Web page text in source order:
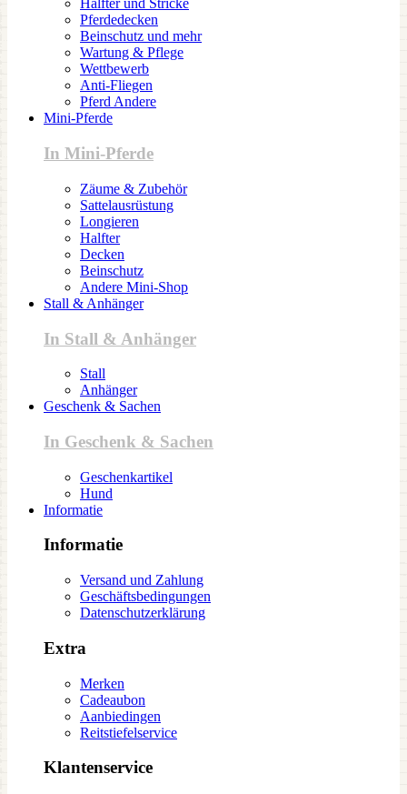
Halfter und Stricke
Pferdedecken
Beinschutz und mehr
Wartung & Pflege
Wettbewerb
Anti-Fliegen
Pferd Andere
Mini-Pferde
In Mini-Pferde
Zäume & Zubehör
Sattelausrüstung
Longieren
Halfter
Decken
Beinschutz
Andere Mini-Shop
Stall & Anhänger
In Stall & Anhänger
Stall
Anhänger
Geschenk & Sachen
In Geschenk & Sachen
Geschenkartikel
Hund
Informatie
Informatie
Versand und Zahlung
Geschäftsbedingungen
Datenschutzerklärung
Extra
Merken
Cadeaubon
Aanbiedingen
Reitstiefelservice
Klantenservice